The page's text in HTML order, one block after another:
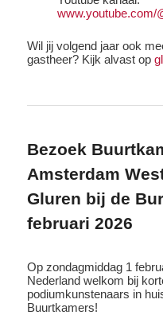
www.youtube.com/
Wil jij volgend jaar ook
gastheer? Kijk alvast op
Bezoek
Amsterdam
Gluren bij de
februari 2026
Op zondagmiddag 1
Nederland welkom bij
podiumkunstenaars in
Buurtkamers!